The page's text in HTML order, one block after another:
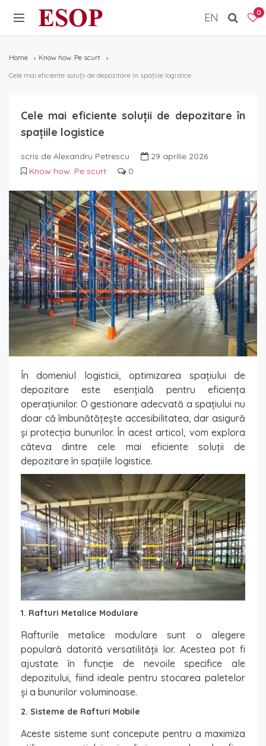
ESOP 0
EN
Home
Know how. Pe scurt
Cele mai eficiente soluții de depozitare în spațiile logistice
Cele mai eficiente soluții de depozitare în
spațiile logistice
scris de Alexandru Petrescu
29 aprilie 2026
Know how. Pe scurt
0
În domeniul logisticii, optimizarea spațiului de
depozitare este esențială pentru eficiența
operațiunilor. O gestionare adecvată a spațiului nu
doar că îmbunătățește accesibilitatea, dar asigură
și protecția bunurilor. În acest articol, vom explora
câteva dintre cele mai eficiente soluții de
depozitare în spațiile logistice.
1. Rafturi Metalice Modulare
Rafturile metalice modulare sunt o alegere
populară datorită versatilității lor. Acestea pot fi
ajustate în funcție de nevoile specifice ale
depozitului, fiind ideale pentru stocarea paletelor
și a bunurilor voluminoase.
2. Sisteme de Rafturi Mobile
Aceste sisteme sunt concepute pentru a maximiza